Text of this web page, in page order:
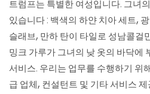
트럼프는 특별한 여성입니다. 그녀
있습니다 : 백색의 하얀 치아 세트,
슬래브, 만하 탄이 타일로 성남콜걸
밍크 가루가 그녀의 낮 옷의 바닥에
서비스. 우리는 업무를 수행하기 위
급 업체, 컨설턴트 및 기타 서비스